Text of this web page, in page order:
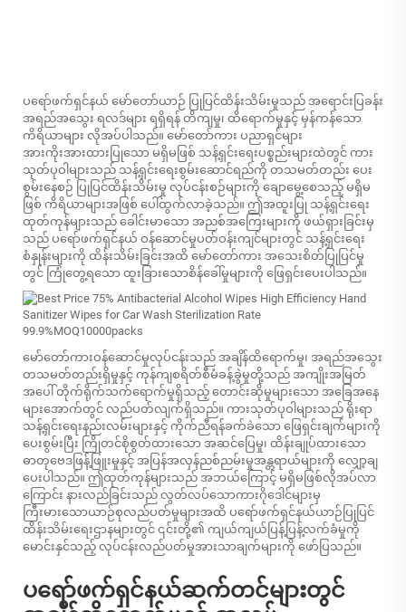
ပရော်ဖက်ရှင်နယ် မော်တော်ယာဉ် ပြုပြင်ထိန်းသိမ်းမှုသည် အရောင်းပြခန်း
အရည်အသွေး ရလဒ်များ ရရှိရန် တိကျမှု၊ ထိရောက်မှုနှင့် မှန်ကန်သော
ကိရိယာများ လိုအပ်ပါသည်။ မော်တော်ကား ပညာရှင်များ
အားကိုးအားထားပြုသော မရှိမဖြစ် သန့်ရှင်းရေးပစ္စည်းများထဲတွင် ကား
သုတ်ပုဝါများသည် သန့်ရှင်းရေးစွမ်းဆောင်ရည်ကို တသမတ်တည်း ပေး
စွမ်းနေစဉ် ပြုပြင်ထိန်းသိမ်းမှု လုပ်ငန်းစဉ်များကို ချောမွေ့စေသည့် မရှိမ
ဖြစ် ကိရိယာများအဖြစ် ပေါ်ထွက်လာခဲ့သည်။ ဤအထူးပြု သန့်ရှင်းရေး
ထုတ်ကုန်များသည် ခေါင်းမာသော အညစ်အကြေးများကို ဖယ်ရှားခြင်းမှ
သည် ပရော်ဖက်ရှင်နယ် ဝန်ဆောင်မှုပတ်ဝန်းကျင်များတွင် သန့်ရှင်းရေး
စံနှုန်းများကို ထိန်းသိမ်းခြင်းအထိ မော်တော်ကား အသေးစိတ်ပြုပြင်မှု
တွင် ကြုံတွေ့ရသော ထူးခြားသောစိန်ခေါ်မှုများကို ဖြေရှင်းပေးပါသည်။
မော်တော်ကားဝန်ဆောင်မှုလုပ်ငန်းသည် အချိန်ထိရောက်မှု၊ အရည်အသွေး
တသမတ်တည်းရှိမှုနှင့် ကုန်ကျစရိတ်စီမံခန့်ခွဲမှုတို့သည် အကျိုးအမြတ်
အပေါ် တိုက်ရိုက်သက်ရောက်မှုရှိသည့် တောင်းဆိုမှုများသော အခြေအနေ
များအောက်တွင် လည်ပတ်လျက်ရှိသည်။ ကားသုတ်ပုဝါများသည် ရိုးရာ
သန့်ရှင်းရေးနည်းလမ်းများနှင့် ကိုက်ညီရန်ခက်ခဲသော ဖြေရှင်းချက်များကို
ပေးစွမ်းပြီး ကြိုတင်စိုစွတ်ထားသော အဆင်ပြေမှု၊ ထိန်းချုပ်ထားသော
ဓာတုဗေဒဖြန့်ဖြူးမှုနှင့် အပြန်အလှန်ညစ်ညမ်းမှုအန္တရာယ်များကို လျှော့ချ
ပေးပါသည်။ ဤထုတ်ကုန်များသည် အဘယ်ကြောင့် မရှိမဖြစ်လိုအပ်လာ
ကြောင်း နားလည်ခြင်းသည် လွတ်လပ်သောကားဂိုဒေါင်များမှ
ကြီးမားသောယာဉ်စုလည်ပတ်မှုများအထိ ပရော်ဖက်ရှင်နယ်ယာဉ်ပြုပြင်
ထိန်းသိမ်းရေးဌာနများတွင် ၎င်းတို့၏ ကျယ်ကျယ်ပြန့်ပြန့်လက်ခံမှုကို
မောင်းနှင်သည့် လုပ်ငန်းလည်ပတ်မှုအားသာချက်များကို ဖော်ပြသည်။
ပရော်ဖက်ရှင်နယ်ဆက်တင်များတွင်